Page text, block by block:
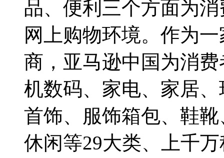
品、便利三个方面为
网上购物环境。作为
商，亚马逊中国为消
机数码、家电、家居
首饰、服饰箱包、鞋
休闲等29大类、上千